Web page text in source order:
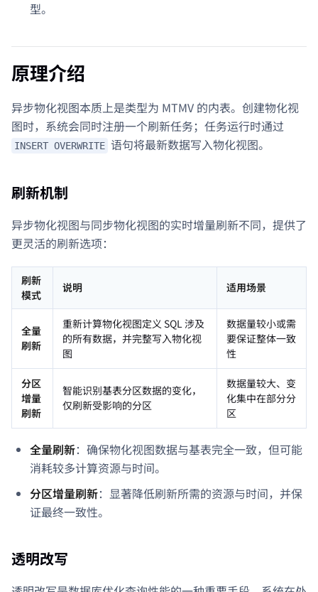
型。
原理介绍
异步物化视图本质上是类型为 MTMV 的内表。创建物化视
图时，系统会同时注册一个刷新任务；任务运行时通过
INSERT OVERWRITE 语句将最新数据写入物化视图。
刷新机制
异步物化视图与同步物化视图的实时增量刷新不同，提供了
更灵活的刷新选项：
刷新
模式
说明 适用场景
全量
刷新
重新计算物化视图定义 SQL 涉及
的所有数据，并完整写入物化视
图
数据量较小或需
要保证整体一致
性
分区
增量
刷新
智能识别基表分区数据的变化，
仅刷新受影响的分区
数据量较大、变
化集中在部分分
区
全量刷新：确保物化视图数据与基表完全一致，但可能
消耗较多计算资源与时间。
分区增量刷新：显著降低刷新所需的资源与时间，并保
证最终一致性。
透明改写